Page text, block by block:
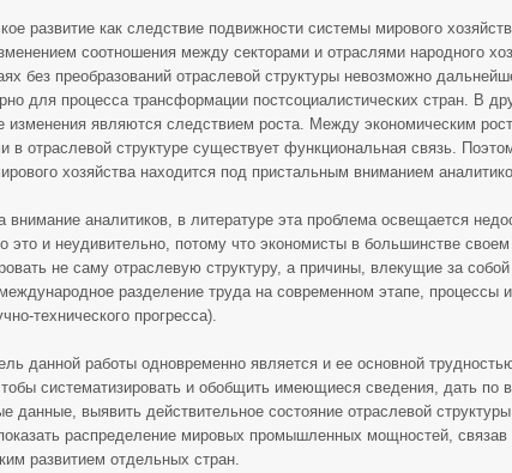
развитие как следствие подвижности системы мирового
соотношения между секторами и отраслями народного
без преобразований отраслевой структуры невозможно
для процесса трансформации постсоциалистических стран. В
изменения являются следствием роста. Между экономическим
в отраслевой структуре существует функциональная связь.
хозяйства находится под пристальным вниманием
внимание аналитиков, в литературе эта проблема освещается
это и неудивительно, потому что экономисты в большинстве
не саму отраслевую структуру, а причины, влекущие за
разделение труда на современном этапе, процессы
технического прогресса).
данной работы одновременно является и ее основной
систематизировать и обобщить имеющиеся сведения, дать по
данные, выявить действительное состояние отраслевой
распределение мировых промышленных мощностей, связав
развитием отдельных стран.